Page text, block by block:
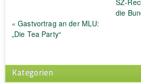
SZ-
die
«Gastvortrag an der MLU:
„Die Tea Party“
Kategorien